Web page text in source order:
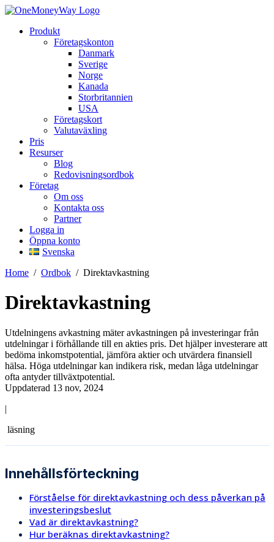
Produkt
Företagskonton
Danmark
Sverige
Norge
Kanada
Storbritannien
USA
Företagskort
Valutaväxling
Pris
Resurser
Blog
Redovisningsordbok
Företag
Om oss
Kontakta oss
Partner
Logga in
Öppna konto
Svenska
Home / Ordbok / Direktavkastning
Direktavkastning
Utdelningens avkastning mäter avkastningen på investeringar från
utdelningar i förhållande till en akties pris. Det hjälper investerare att
bedöma inkomstpotential, jämföra aktier och utvärdera finansiell
hälsa. Höga utdelningar kan indikera risk, medan låga utdelningar
ofta antyder tillväxtpotential.
Uppdaterad 13 nov, 2024
|
läsning
Innehållsförteckning
Förståelse för direktavkastning och dess påverkan på
investeringsbeslut
Vad är direktavkastning?
Hur beräknas direktavkastning?